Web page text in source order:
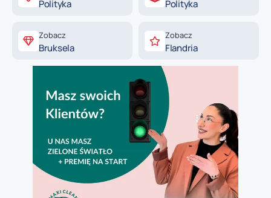
Polityka Polityka
Zobacz
Bruksela
Zobacz
Flandria